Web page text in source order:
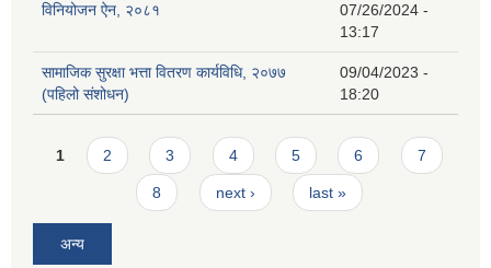
विनियोजन ऐन, २०८१
07/26/2024 -
13:17
सामाजिक सुरक्षा भत्ता वितरण कार्यविधि, २०७७
(पहिलो संशोधन)
09/04/2023 -
18:20
Pages
1 2 3 4 5 6 7
8 next › last »
अन्य